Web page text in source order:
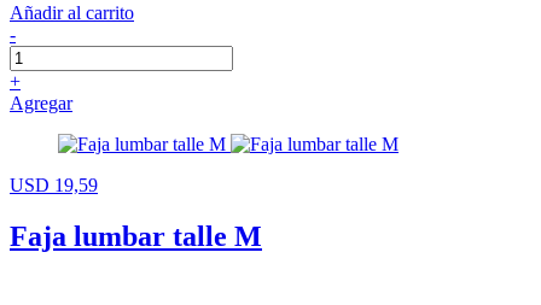
Añadir al carrito
-
+
Agregar
USD 19,59
Faja lumbar talle M